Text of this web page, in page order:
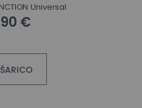
Universal
€